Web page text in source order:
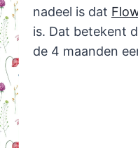
nadeel is dat
is. Dat betekent
de 4 maanden